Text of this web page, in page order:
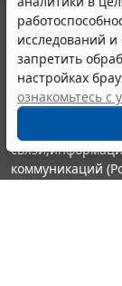
исследований
запретить
настройках
ознакомьтесь с
© ООО "НПП
выпускается с
являются
информации
Портал
издания
коммуникаций